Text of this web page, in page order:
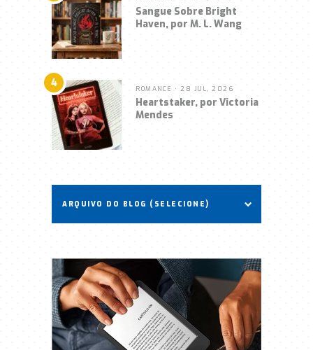
Sangue Sobre Bright
Haven, por M. L. Wang
4 ROMANCE • 28 JUL, 2026
Heartstaker, por Victoria
Mendes
ARQUIVO DO BLOG (SELECIONE)